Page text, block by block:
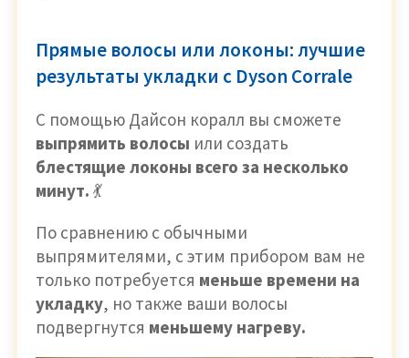
Прямые волосы или локоны: лучшие
результаты укладки с Dyson Corrale
С помощью Дайсон коралл вы сможете
выпрямить волосы или создать
блестящие локоны всего за несколько
минут. 💃
По сравнению с обычными
выпрямителями, с этим прибором вам не
только потребуется меньше времени на
укладку, но также ваши волосы
подвергнутся меньшему нагреву.